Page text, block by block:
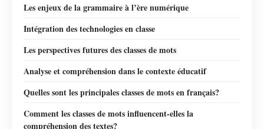
Les enjeux de la grammaire à l’ère numérique
Intégration des technologies en classe
Les perspectives futures des classes de mots
Analyse et compréhension dans le contexte éducatif
Quelles sont les principales classes de mots en français?
Comment les classes de mots influencent-elles la
compréhension des textes?